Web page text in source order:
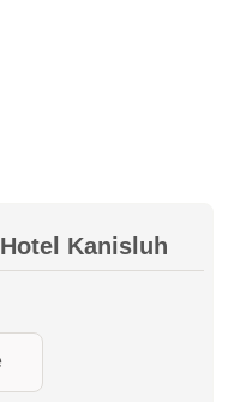
Hotel Kanisluh